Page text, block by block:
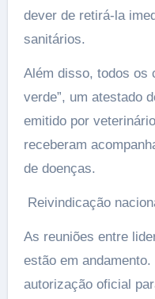
dever de retirá-la
sanitários.
Além disso, todos os
verde”, um atestado
emitido por
receberam
de doenças.
Reivindicação
As reuniões entre
estão em
autorização oficial